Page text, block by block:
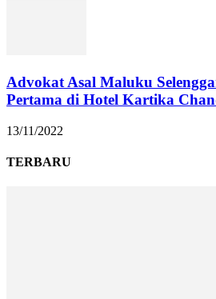
Advokat Asal Maluku
Pertama di Hotel Kartika
13/11/2022
TERBARU